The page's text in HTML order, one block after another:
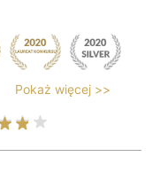
Pokaż więcej >>